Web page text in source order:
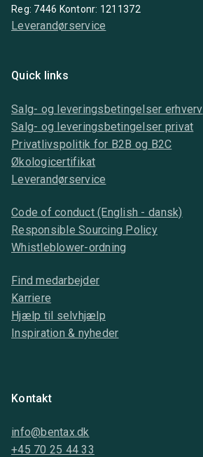
Reg: 7446 Kontonr: 1211372
Leverandørservice
Quick links
Salg- og leveringsbetingelser erhverv
Salg- og leveringsbetingelser privat
Privatlivspolitik for B2B og B2C
Økologicertifikat
Leverandørservice
Code of conduct (English - dansk)
Responsible Sourcing Policy
Whistleblower-ordning
Find medarbejder
Karriere
Hjælp til selvhjælp
Inspiration & nyheder
Kontakt
info@bentax.dk
+45 70 25 44 33